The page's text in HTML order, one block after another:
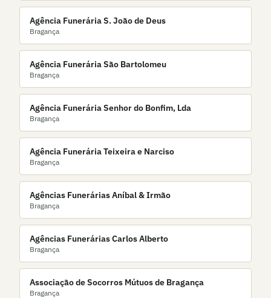
Agência Funerária S. João de Deus
Bragança
Agência Funerária São Bartolomeu
Bragança
Agência Funerária Senhor do Bonfim, Lda
Bragança
Agência Funerária Teixeira e Narciso
Bragança
Agências Funerárias Aníbal & Irmão
Bragança
Agências Funerárias Carlos Alberto
Bragança
Associação de Socorros Mútuos de Bragança
Bragança